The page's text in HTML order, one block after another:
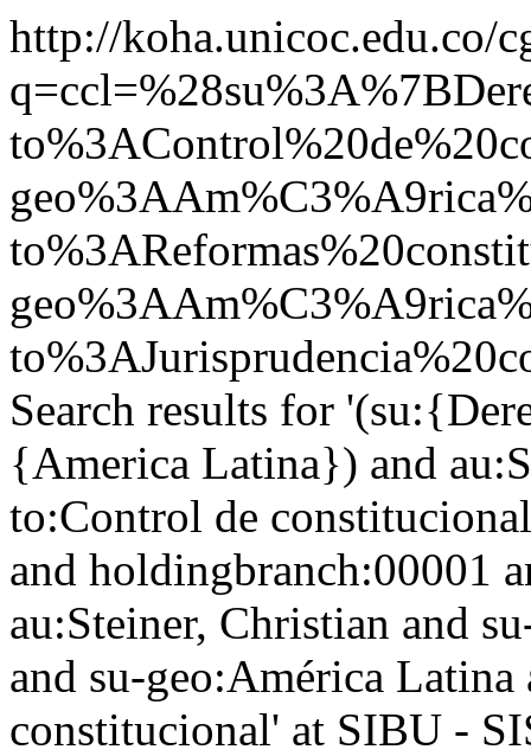
http://koha.unicoc.edu.co/
Search results for
{America Latina}) and
to:Control de
and holdingbranch:00001
au:Steiner, Christian and
and su-geo:América
constitucional' at SIBU -